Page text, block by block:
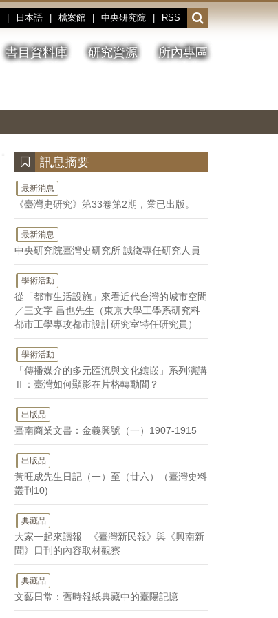
日本語 檔案館 中央研究院 RSS
開
啟
或
收
書目資料庫 研究資源 所內專區
停、
圖
圖
結
訊息摘要
最新消息
《臺灣史研究》第33卷第2期，業已出版。
最新消息
中央研究院臺灣史研究所 誠徵專任研究人員
學術活動
從「都市生活設施」來看近代台灣的城市空間
／三文字 昌也先生（東京大學工學系研究科
都市工學專攻都市設計研究室特任研究員）
學術活動
「傳播媒介的多元匯流與文化鑲嵌」系列演講
Ⅱ：臺灣如何顯影在片格轉動間？
出版品
臺南商業文書：金義興號（一）1907-1915
出版品
黃旺成先生日記（一）至（廿六）（臺灣史料
叢刊10)
典藏品
大家一起來讀報─《臺灣新民報》與《興南新
聞》日刊的內容取材觀察
典藏品
文藝日常：舊時報紙典藏中的臺陽記憶